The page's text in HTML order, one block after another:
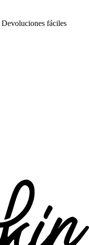
Devoluciones fáciles